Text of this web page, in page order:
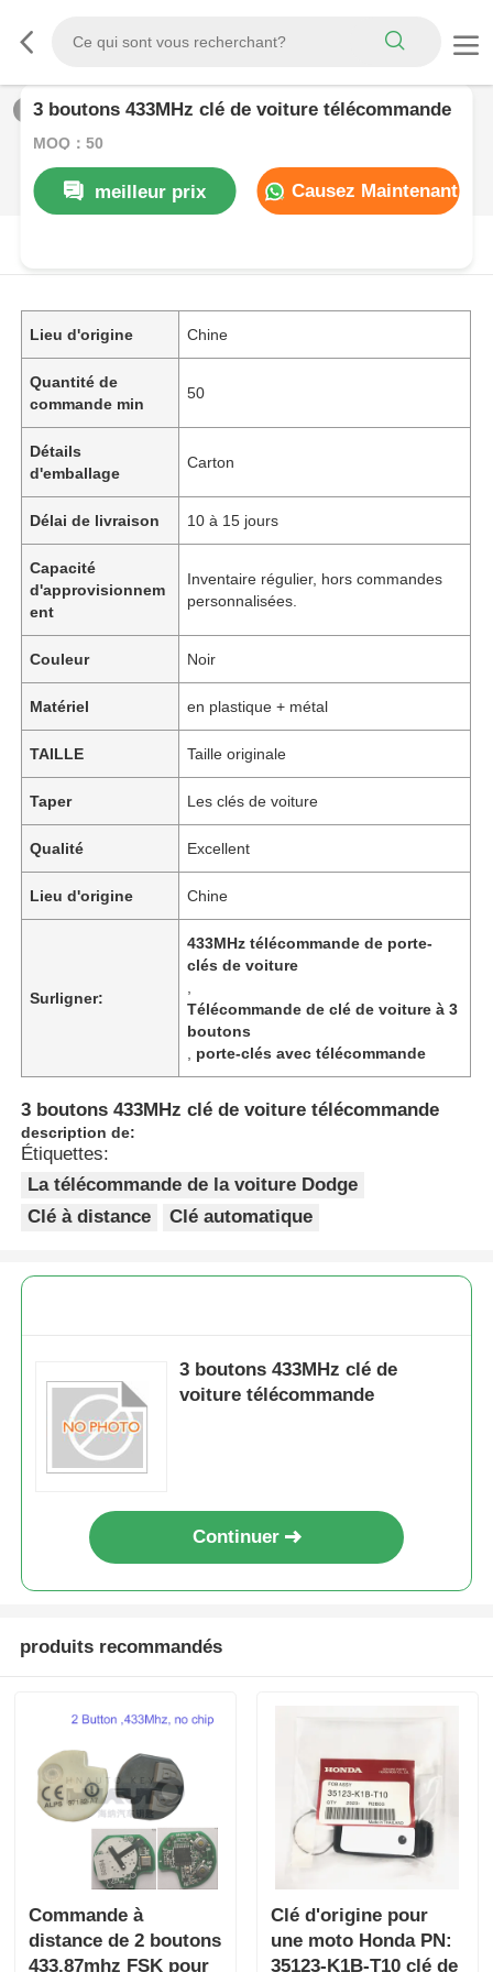
/ 0
3 boutons 433MHz clé de voiture télécommande
MOQ：50
meilleur prix Causez Maintenant
Lieu d'origine Chine
Quantité de
commande min
50
Détails
d'emballage
Carton
Délai de livraison 10 à 15 jours
Capacité
d'approvisionnem
ent
Inventaire régulier, hors commandes
personnalisées.
Couleur Noir
Matériel en plastique + métal
TAILLE Taille originale
Taper Les clés de voiture
Qualité Excellent
Lieu d'origine Chine
Surligner:
433MHz télécommande de porte-
clés de voiture
Télécommande de clé de voiture à 3
boutons
porte-clés avec télécommande
3 boutons 433MHz clé de voiture télécommande
description de:
Étiquettes:
La télécommande de la voiture Dodge
Clé à distance
Clé automatique
3 boutons 433MHz clé de
voiture télécommande
Continuer
produits recommandés
Commande à
distance de 2 boutons
433.87mhz FSK pour
Clé d'origine pour
une moto Honda PN:
35123-K1B-T10 clé de